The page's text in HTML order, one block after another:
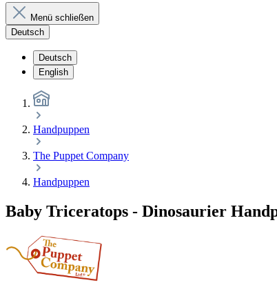
Menü schließen
Deutsch
Deutsch
English
Handpuppen
The Puppet Company
Handpuppen
Baby Triceratops - Dinosaurier